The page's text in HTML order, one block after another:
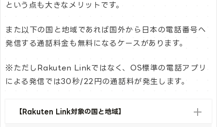
という点も大きなメリットです。
また以下の国と地域であれば国外から日本の電話番号へ
発信する通話料金も無料になるケースがあります。
※ただしRakuten Linkではなく、OS標準の電話アプリ
による発信では30秒/22円の通話料が発生します。
【Rakuten Link対象の国と地域】